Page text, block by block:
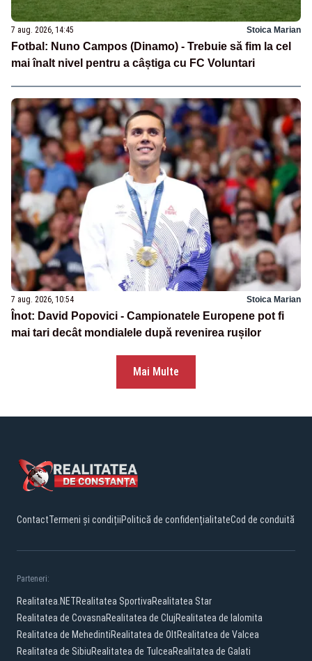
7 aug. 2026, 14:45 Stoica Marian
Fotbal: Nuno Campos (Dinamo) - Trebuie să fim la cel
mai înalt nivel pentru a câștiga cu FC Voluntari
7 aug. 2026, 10:54 Stoica Marian
Înot: David Popovici - Campionatele Europene pot fi
mai tari decât mondialele după revenirea rușilor
Mai Multe
ContactTermeni și condițiiPolitică de confidențialitateCod de conduită
Parteneri:
Realitatea.NETRealitatea SportivaRealitatea Star
Realitatea de CovasnaRealitatea de ClujRealitatea de Ialomita
Realitatea de MehedintiRealitatea de OltRealitatea de Valcea
Realitatea de SibiuRealitatea de TulceaRealitatea de Galati